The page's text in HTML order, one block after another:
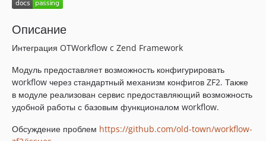
Описание
Интеграция OTWorkflow c Zend Framework
Модуль предоставляет возможность конфигурировать
workflow через стандартный механизм конфигов ZF2. Также
в модуле реализован сервис предоставляющий возможность
удобной работы с базовым функционалом workflow.
Обсуждение проблем https://github.com/old-town/workflow-